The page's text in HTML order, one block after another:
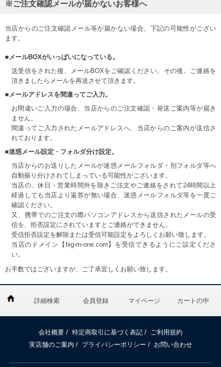
※ご注文確認メールが届かないお客様へ
当店からのご注文確認メール等が届かない場合、下記の可能性がござい
ます。
■メールBOXがいっぱいになっている。
送受信をされた後、メールBOXをご確認ください。その後、ご連絡を
頂きましたらメールを再送させて頂きます。
■メールアドレスを間違ってご入力。
お間違いご入力の場合、当店からのご注文確認・発送ご案内等が届き
ません。
間違ってご入力されたメールアドレスへ、当店からのご案内が送信さ
れております。
■迷惑メール設定・フォルダ分け設定。
当店からのお送りしたメールが迷惑メールフォルダ・別フォルダ等へ
自動振り分けされてしまっている可能性がございます。
当店の、休日・営業時間外を除きご注文やご連絡をされて24時間以上
経過しても当店より返答が無い場合、迷惑メールフォルダ等を一度ご
確認ください。
又、携帯でのご注文の際パソコンアドレスから送信されたメールの受
信を、拒否設定にされていますとご連絡ができません。
受信拒否設定を解除または受信可能設定をよろしくお願い致します。
当店のドメイン【big-m-one.com】を受信できるようにご設定くださ
い。
お手数ではございますが、ご了承宜しくお願い致します。
詳細検索 会員登録 マイページ カートの中
会社概要 / 特定商取引に基づく表記 /
ご利用規約
実店舗のご案内 / プライバシーポリシー / お問い合わせ